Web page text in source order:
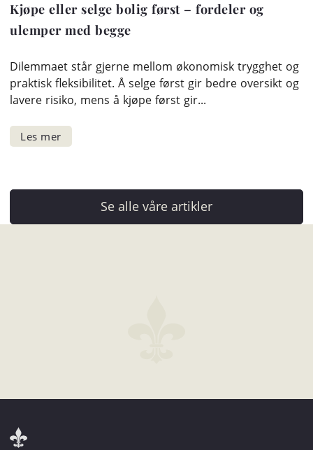
Kjøpe eller selge bolig først – fordeler og
ulemper med begge
Dilemmaet står gjerne mellom økonomisk trygghet og
praktisk fleksibilitet. Å selge først gir bedre oversikt og
lavere risiko, mens å kjøpe først gir...